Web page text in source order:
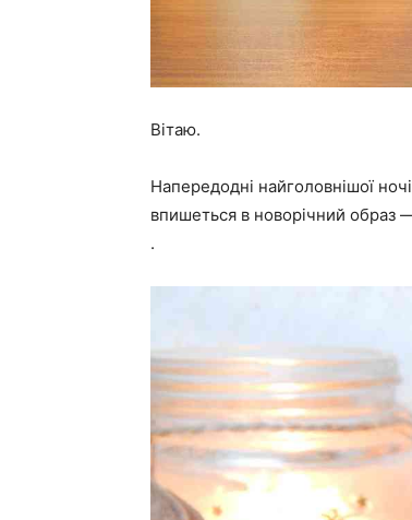
Вітаю.
Напередодні найголовнішої
впишеться в новорічний образ
.